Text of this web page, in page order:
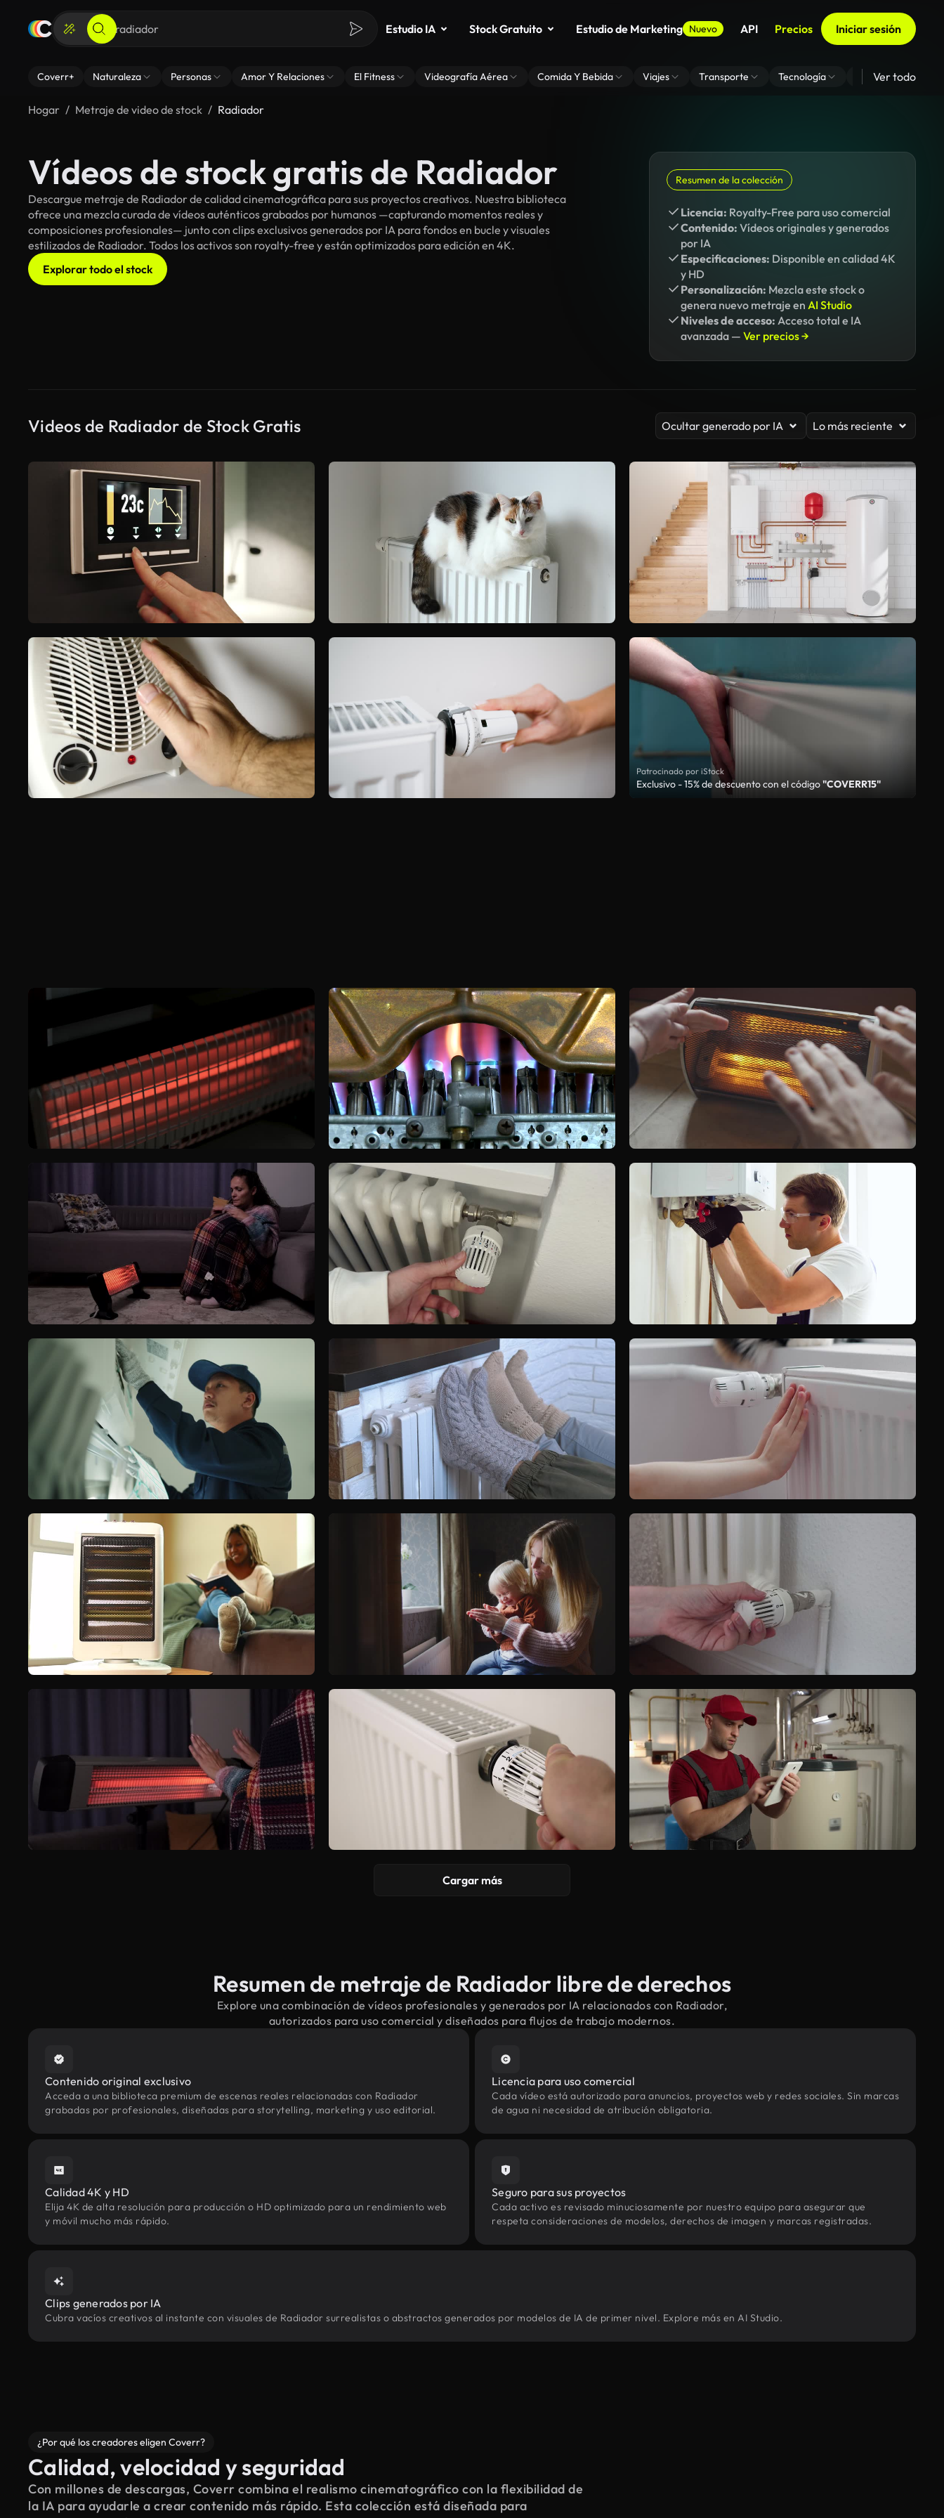
Estudio IA Stock Gratuito Estudio de Marketing Nuevo API Precios Iniciar sesión
Coverr+ Naturaleza Personas Amor Y Relaciones El Fitness Videografía Aérea Comida Y Bebida Viajes Transporte Tecnología Zoom De Fondo
Ver todo
Hogar Metraje de video de stock Radiador
Vídeos de stock gratis de Radiador
Descargue metraje de Radiador de calidad cinematográfica para sus proyectos creativos. Nuestra biblioteca
ofrece una mezcla curada de vídeos auténticos grabados por humanos —capturando momentos reales y
composiciones profesionales— junto con clips exclusivos generados por IA para fondos en bucle y visuales
estilizados de Radiador. Todos los activos son royalty-free y están optimizados para edición en 4K.
Explorar todo el stock
Resumen de la colección
Licencia: Royalty-Free para uso comercial
Contenido: Vídeos originales y generados
por IA
Especificaciones: Disponible en calidad 4K
y HD
Personalización: Mezcla este stock o
genera nuevo metraje en AI Studio
Niveles de acceso: Acceso total e IA
avanzada — Ver precios →
Videos de Radiador de Stock Gratis Ocultar generado por IA Lo más reciente
Patrocinado por iStock
Exclusivo - 15% de descuento con el código"COVERR15"
Cargar más
Resumen de metraje de Radiador libre de derechos
Explore una combinación de vídeos profesionales y generados por IA relacionados con Radiador,
autorizados para uso comercial y diseñados para flujos de trabajo modernos.
Contenido original exclusivo
Acceda a una biblioteca premium de escenas reales relacionadas con Radiador
grabadas por profesionales, diseñadas para storytelling, marketing y uso editorial.
Licencia para uso comercial
Cada vídeo está autorizado para anuncios, proyectos web y redes sociales. Sin marcas
de agua ni necesidad de atribución obligatoria.
Calidad 4K y HD
Elija 4K de alta resolución para producción o HD optimizado para un rendimiento web
y móvil mucho más rápido.
Seguro para sus proyectos
Cada activo es revisado minuciosamente por nuestro equipo para asegurar que
respeta consideraciones de modelos, derechos de imagen y marcas registradas.
Clips generados por IA
Cubra vacíos creativos al instante con visuales de Radiador surrealistas o abstractos generados por modelos de IA de primer nivel. Explore más en AI Studio.
¿Por qué los creadores eligen Coverr?
Calidad, velocidad y seguridad
Con millones de descargas, Coverr combina el realismo cinematográfico con la flexibilidad de
la IA para ayudarle a crear contenido más rápido. Esta colección está diseñada para